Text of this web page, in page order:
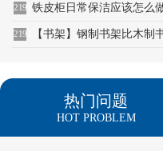
2191 铁皮柜日常保洁应该怎么做
2192 【书架】钢制书架比木制书
热门问题
HOT PROBLEM